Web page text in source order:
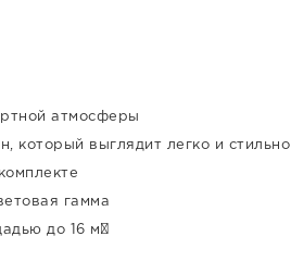
атмосферы
который выглядит легко и стильно
гамма
до 16 м²